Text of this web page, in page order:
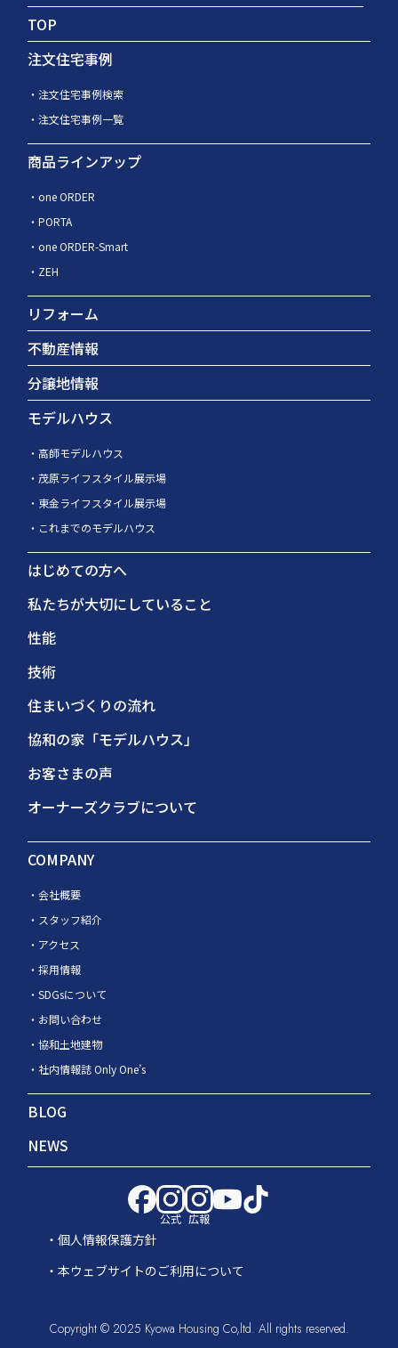
TOP
注文住宅事例
注文住宅事例検索
注文住宅事例一覧
商品ラインアップ
one ORDER
PORTA
one ORDER-Smart
ZEH
リフォーム
不動産情報
分譲地情報
モデルハウス
高師モデルハウス
茂原ライフスタイル展示場
東金ライフスタイル展示場
これまでのモデルハウス
はじめての方へ
私たちが大切にしていること
性能
技術
住まいづくりの流れ
協和の家「モデルハウス」
お客さまの声
オーナーズクラブについて
COMPANY
会社概要
スタッフ紹介
アクセス
採用情報
SDGsについて
お問い合わせ
協和土地建物
社内情報誌 Only One’s
BLOG
NEWS
公式 広報
個人情報保護方針
本ウェブサイトのご利用について
Copyright © 2025 Kyowa Housing Co,ltd. All rights reserved.